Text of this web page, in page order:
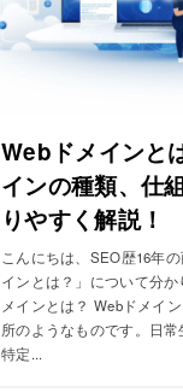
Webドメインと
インの種類、仕
りやすく解説！
こんにちは、SEO歴16年
インとは？」について分
メインとは？ Webドメイ
所のようなものです。日
特定...